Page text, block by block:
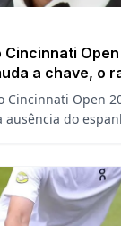
a chave, o
Cincinnati Open
ausência do